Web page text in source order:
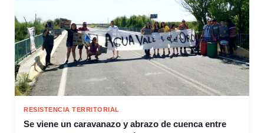
RESISTENCIA TERRITORIAL
Se viene un caravanazo y abrazo de cuenca entre